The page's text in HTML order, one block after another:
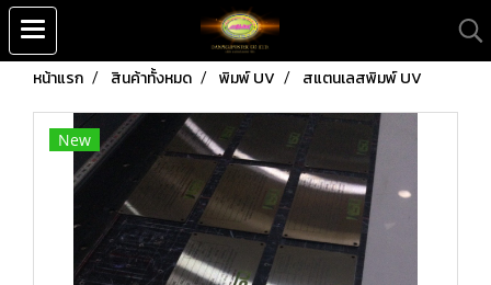
หน้าแรก สินค้าทั้งหมด พิมพ์ UV สแตนเลสพิมพ์ UV
New